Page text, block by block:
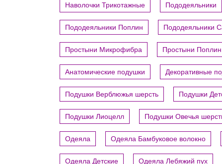
Наволочки Трикотажные Пододеяльники
Пододеяльники Поплин Пододеяльники
Простыни Микрофибра Простыни Поплин
Анатомические подушки Декоративные
Подушки Верблюжья шерсть Подушки
Подушки Лиоцелл Подушки Овечья
Одеяла Одеяла Бамбуковое волокно
Одеяла Детские Одеяла Лебяжий пух